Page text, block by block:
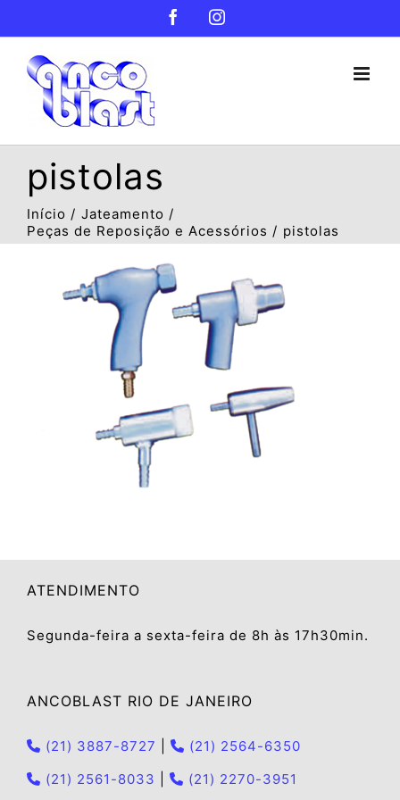
para
conteúdo
Facebook
pistolas
Início
Jateamento
Peças de Reposição e Acessórios
pistolas
ATENDIMENTO
Segunda-feira a sexta-feira de 8h às 17h30min.
ANCOBLAST RIO DE JANEIRO
(21) 3887-8727
(21) 2564-6350
(21) 2561-8033
(21) 2270-3951